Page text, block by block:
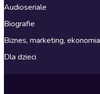
Audioseriale
Biografie
Biznes, marketing, ekonomia
Dla dzieci